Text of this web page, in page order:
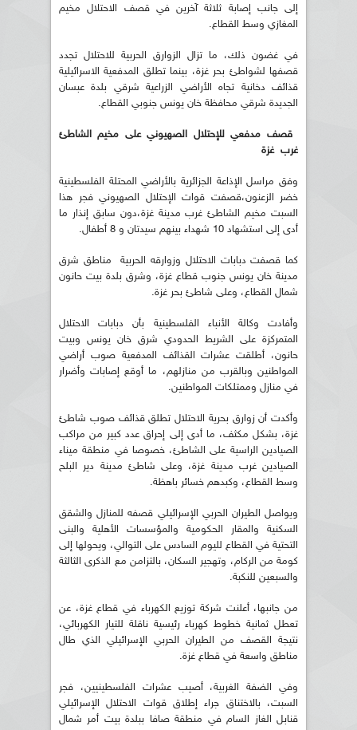
إلى جانب إصابة ثلاثة آخرين في قصف الاحتلال مخيم
المغازي وسط القطاع.
في غضون ذلك، ما تزال الزوارق الحربية للاحتلال تجدد
قصفها لشواطئ بحر غزة، بينما تطلق المدفعية الاسرائيلية
قذائف دخانية تجاه الأراضي الزراعية شرقي بلدة عبسان
الجديدة شرقي محافظة خان يونس جنوبي القطاع.
قصف مدفعي للإحتلال الصهيوني على مخيم الشاطئ
غرب غزة
وفق مراسل الإذاعة الجزائرية بالأراضي المحتلة الفلسطينية
خضر الزعنون،قصفت قوات الإحتلال الصهيوني فجر هذا
السبت مخيم الشاطئ غرب مدينة غزة،دون سابق إنذار ما
أدى إلى استشهاد 10 شهداء بينهم سيدتان و 8 أطفال.
كما قصفت دبابات الاحتلال وزوارقه الحربية مناطق شرق
مدينة خان يونس جنوب قطاع غزة، وشرق بلدة بيت حانون
شمال القطاع، وعلى شاطئ بحر غزة.
وأفادت وكالة الأنباء الفلسطينية بأن دبابات الاحتلال
المتمركزة على الشريط الحدودي شرق خان يونس وبيت
حانون، أطلقت عشرات القذائف المدفعية صوب أراضي
المواطنين وبالقرب من منازلهم، ما أوقع إصابات وأضرار
في منازل وممتلكات المواطنين.
وأكدت أن زوارق بحرية الاحتلال تطلق قذائف صوب شاطئ
غزة، بشكل مكثف، ما أدى إلى إحراق عدد كبير من مراكب
الصيادين الراسية على الشاطئ، خصوصا في منطقة ميناء
الصيادين غرب مدينة غزة، وعلى شاطئ مدينة دير البلح
وسط القطاع، وكبدهم خسائر باهظة.
ويواصل الطيران الحربي الإسرائيلي قصفه للمنازل والشقق
السكنية والمقار الحكومية والمؤسسات الأهلية والبنى
التحتية في القطاع لليوم السادس على التوالي، ويحولها إلى
كومة من الركام، وتهجير السكان، بالتزامن مع الذكرى الثالثة
والسبعين للنكبة.
من جانبها، أعلنت شركة توزيع الكهرباء في قطاع غزة، عن
تعطل ثمانية خطوط كهرباء رئيسية ناقلة للتيار الكهربائي،
نتيجة القصف من الطيران الحربي الإسرائيلي الذي طال
مناطق واسعة في قطاع غزة.
وفي الضفة الغربية، أصيب عشرات الفلسطينيين، فجر
السبت، بالاختناق جراء إطلاق قوات الاحتلال الإسرائيلي
قنابل الغاز السام في منطقة صافا ببلدة بيت أمر شمال